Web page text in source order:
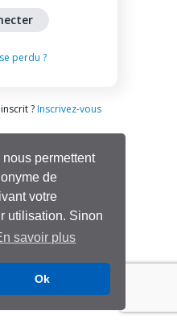
permettent
de
votre
utilisation. Sinon
savoir plus
Ok
perdu ?
? Inscrivez-vous